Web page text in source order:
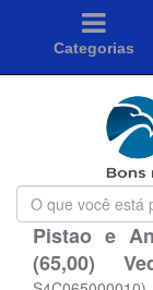
Categorias
O
que
você
está
procurando?
Pistao e
(65,00)